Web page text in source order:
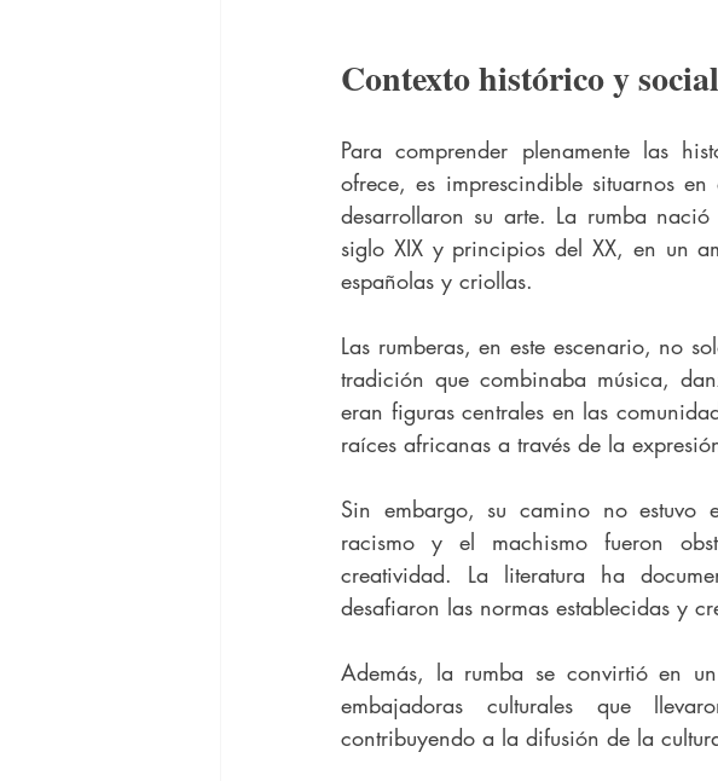
Contexto histórico y
Para comprender plenamente las
ofrece, es imprescindible situarnos
desarrollaron su arte. La rumba
siglo XIX y principios del XX, en un
españolas y criollas.
Las rumberas, en este escenario, no
tradición que combinaba música,
eran figuras centrales en las
raíces africanas a través de la
Sin embargo, su camino no estuvo
racismo y el machismo fueron
creatividad. La literatura ha
desafiaron las normas establecidas y
Además, la rumba se convirtió en
embajadoras culturales que
contribuyendo a la difusión de la